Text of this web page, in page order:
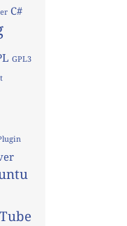
C#
GPL3